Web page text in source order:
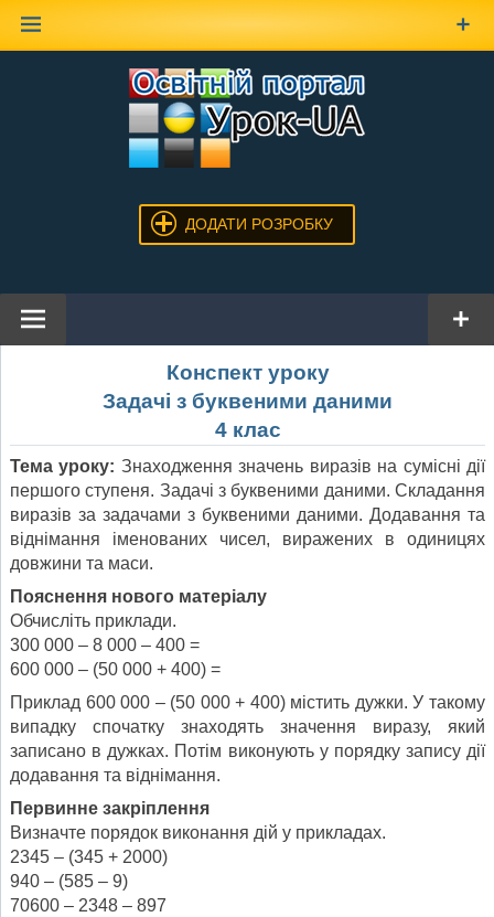
ДОДАТИ РОЗРОБКУ
Конспект уроку
Задачі з буквеними даними
4 клас
Тема уроку: Знаходження значень виразів на сумісні дії
першого ступеня. Задачі з буквеними даними. Складання
виразів за задачами з буквеними даними. Додавання та
віднімання іменованих чисел, виражених в одиницях
довжини та маси.
Пояснення нового матеріалу
Обчисліть приклади.
300 000 – 8 000 – 400 =
600 000 – (50 000 + 400) =
Приклад 600 000 – (50 000 + 400) містить дужки. У такому
випадку спочатку знаходять значення виразу, який
записано в дужках. Потім виконують у порядку запису дії
додавання та віднімання.
Первинне закріплення
Визначте порядок виконання дій у прикладах.
2345 – (345 + 2000)
940 – (585 – 9)
70600 – 2348 – 897